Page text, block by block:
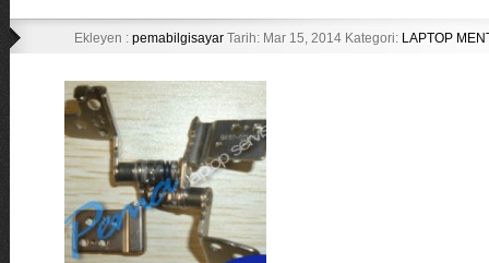
Ekleyen : pemabilgisayarTarih: Mar 15, 2014 Kategori: LAPTOP